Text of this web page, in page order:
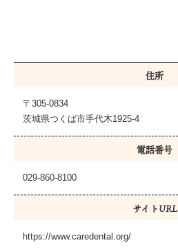
住所
〒305-0834
茨城県つくば市手代木1925-4
電話番号
029-860-8100
サイトURL
https://www.caredental.org/